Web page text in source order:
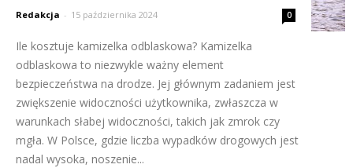
Redakcja - 15 października 2024 0
Ile kosztuje kamizelka odblaskowa? Kamizelka
odblaskowa to niezwykle ważny element
bezpieczeństwa na drodze. Jej głównym zadaniem jest
zwiększenie widoczności użytkownika, zwłaszcza w
warunkach słabej widoczności, takich jak zmrok czy
mgła. W Polsce, gdzie liczba wypadków drogowych jest
nadal wysoka, noszenie...